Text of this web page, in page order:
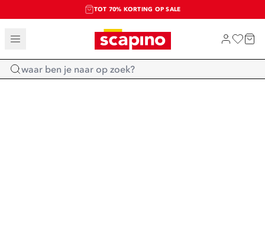
TOT 70% KORTING OP SALE
SALE: LAATSTE KANS!
SHOP NIEUW
Home